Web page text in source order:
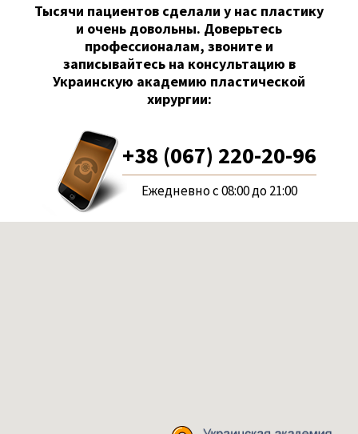
Тысячи пациентов сделали у нас пластику
и очень довольны. Доверьтесь
профессионалам, звоните и
записывайтесь на консультацию в
Украинскую академию пластической
хирургии:
+38 (067) 220-20-96
Ежедневно с 08:00 до 21:00